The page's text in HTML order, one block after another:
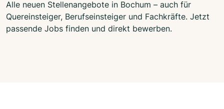
Alle neuen Stellenangebote in Bochum – auch für
Quereinsteiger, Berufseinsteiger und Fachkräfte. Jetzt
passende Jobs finden und direkt bewerben.